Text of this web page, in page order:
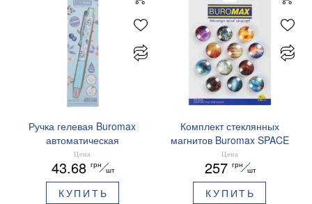
Ручка гелевая Buromax
автоматическая
ARABESKI 0.5 мм
ароматизированный грипп
синие чернила в блистере
BM.8379-02
Цена
43.68 грн
шт
КУПИТЬ
Комплект стеклянных
магнитов Buromax SPACE
12 шт 30 мм BM.0048
Цена
257 грн
шт
КУПИТЬ